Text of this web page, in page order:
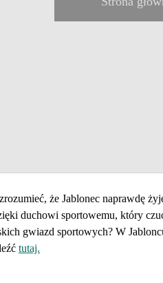
że Jablonec naprawdę
duchowi sportowemu, który
gwiazd sportowych? W
tutaj.